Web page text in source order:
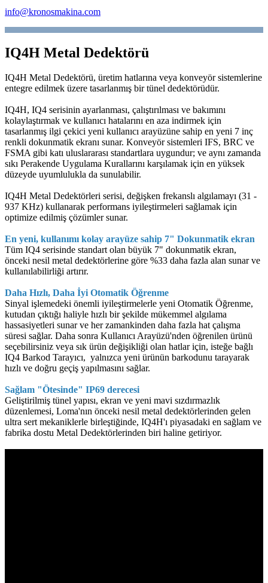
info@kronosmakina.com
IQ4H Metal Dedektörü
IQ4H Metal Dedektörü, üretim hatlarına veya konveyör sistemlerine
entegre edilmek üzere tasarlanmış bir tünel dedektörüdür.
IQ4H, IQ4 serisinin ayarlanması, çalıştırılması ve bakımını
kolaylaştırmak ve kullanıcı hatalarını en aza indirmek için
tasarlanmış ilgi çekici yeni kullanıcı arayüzüne sahip en yeni 7 inç
renkli dokunmatik ekranı sunar. Konveyör sistemleri IFS, BRC ve
FSMA gibi katı uluslararası standartlara uygundur; ve aynı zamanda
sıkı Perakende Uygulama Kurallarını karşılamak için en yüksek
düzeyde uyumlulukla da sunulabilir.
IQ4H Metal Dedektörleri serisi, değişken frekanslı algılamayı (31 -
937 KHz) kullanarak performans iyileştirmeleri sağlamak için
optimize edilmiş çözümler sunar.
En yeni, kullanımı kolay arayüze sahip 7" Dokunmatik ekran
Tüm IQ4 serisinde standart olan büyük 7" dokunmatik ekran,
önceki nesil metal dedektörlerine göre %33 daha fazla alan sunar ve
kullanılabilirliği artırır.
Daha Hızlı, Daha İyi Otomatik Öğrenme
Sinyal işlemedeki önemli iyileştirmelerle yeni Otomatik Öğrenme,
kutudan çıktığı haliyle hızlı bir şekilde mükemmel algılama
hassasiyetleri sunar ve her zamankinden daha fazla hat çalışma
süresi sağlar. Daha sonra Kullanıcı Arayüzü'nden öğrenilen ürünü
seçebilirsiniz veya sık ürün değişikliği olan hatlar için, isteğe bağlı
IQ4 Barkod Tarayıcı, yalnızca yeni ürünün barkodunu tarayarak
hızlı ve doğru geçiş yapılmasını sağlar.
Sağlam "Ötesinde" IP69 derecesi
Geliştirilmiş tünel yapısı, ekran ve yeni mavi sızdırmazlık
düzenlemesi, Loma'nın önceki nesil metal dedektörlerinden gelen
ultra sert mekaniklerle birleştiğinde, IQ4H'ı piyasadaki en sağlam ve
fabrika dostu Metal Dedektörlerinden biri haline getiriyor.